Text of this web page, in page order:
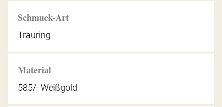
Schmuck-Art
Trauring
Material
585/- Weißgold